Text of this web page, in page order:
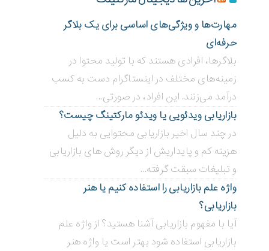
مهارت‌ها و ویژگی‌های اساسی برای یک بلاگر
حرفه‌ای
بلاگر‌ها، افرادی هستند که با تولید محتوا در
زمینه‌های مختلف در اینستاگرام دست به کسب
درآمد می‌زنند. این افراد، در صورتی...
بازاریابی ویدئویی ‌یا ویدئو مارکتینگ چیست؟
در چند سال اخیر بازاریابی محتوایی به دلیل
هزینه کم و پایداریش از دیگر روش های بازاریابی
و تبلیغات سبقت گرفته...
واژه علم بازاریابی را استفاده کنیم یا هنر
بازاریابی؟
آیا با مفهوم بازاریابی آشنا هستید؟ از واژه علم
بازاریابی استفاده شود بهتر است یا واژه هنر